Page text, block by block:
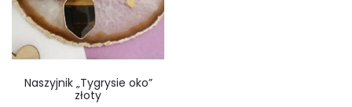
Naszyjnik „Tygrysie oko”
złoty